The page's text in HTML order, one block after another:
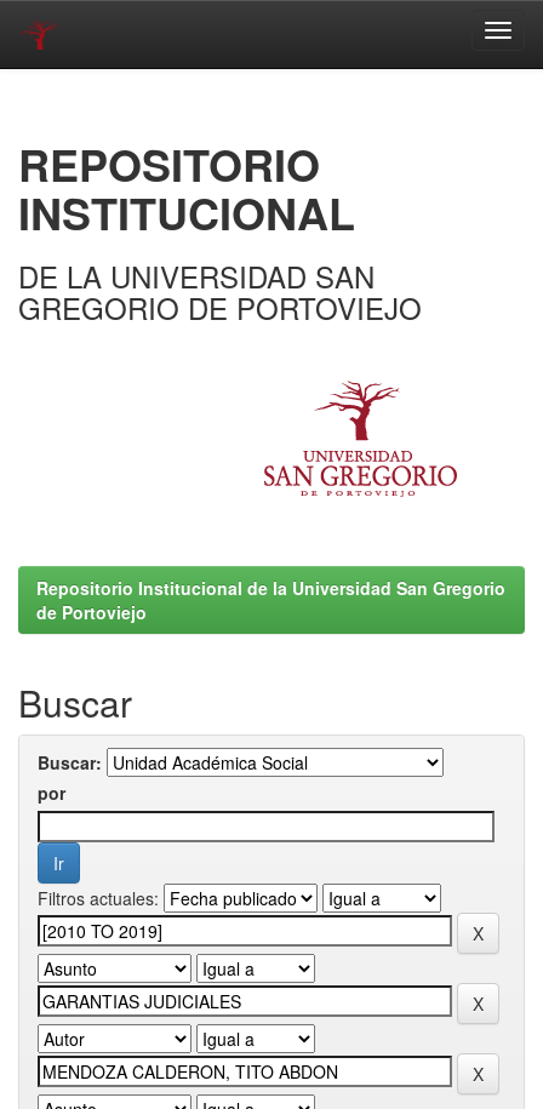
REPOSITORIO
INSTITUCIONAL
DE LA UNIVERSIDAD SAN
GREGORIO DE PORTOVIEJO
Repositorio Institucional de la Universidad San Gregorio
de Portoviejo
Buscar
Buscar:
por
Filtros actuales: